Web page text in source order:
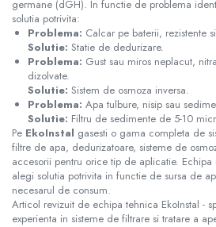
germane (dGH). In functie de problema
solutia potrivita:
Problema: Calcar pe baterii, rezistente
Solutie: Statie de dedurizare.
Problema: Gust sau miros neplacut,
dizolvate.
Solutie: Sistem de osmoza inversa.
Problema: Apa tulbure, nisip sau
Solutie: Filtru de sedimente de 5-10
Pe EkoInstal gasesti o gama completa de
filtre de apa, dedurizatoare, sisteme de
accesorii pentru orice tip de aplicatie. Echipa
alegi solutia potrivita in functie de sursa de
necesarul de consum.
Articol revizuit de echipa tehnica EkoInstal -
experienta in sisteme de filtrare si tratare a